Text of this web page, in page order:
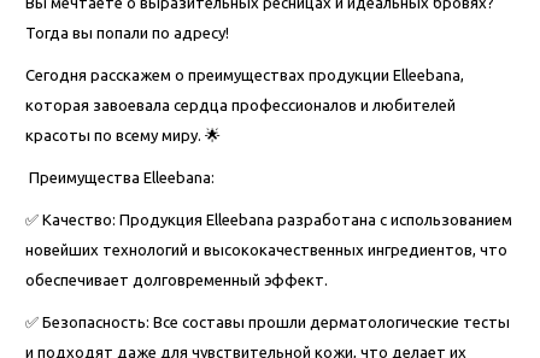
Тогда вы попали по адресу!
Сегодня расскажем о преимуществах продукции Elleebana,
которая завоевала сердца профессионалов и любителей
красоты по всему миру. 🌟
Преимущества Elleebana:
✅ Качество: Продукция Elleebana разработана с использованием
новейших технологий и высококачественных ингредиентов, что
обеспечивает долговременный эффект.
✅ Безопасность: Все составы прошли дерматологические тесты
и подходят даже для чувствительной кожи, что делает их